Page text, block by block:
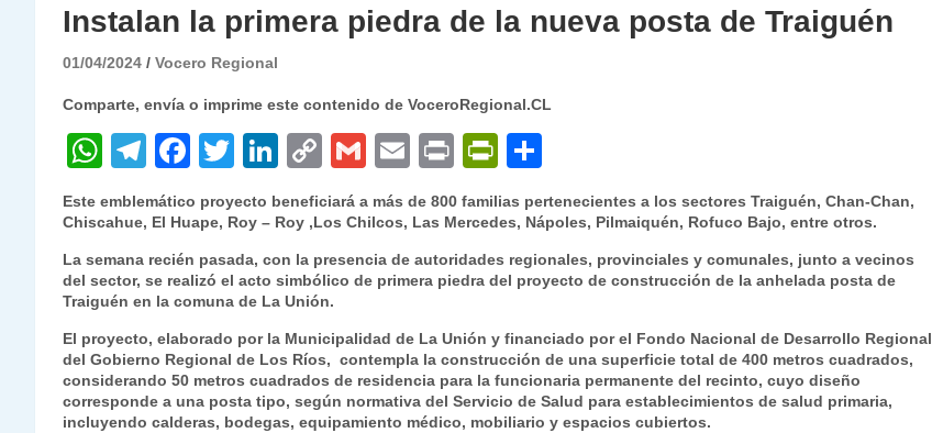
Instalan la primera piedra de la nueva posta de Traiguén
01/04/2024 Vocero Regional
Comparte, envía o imprime este contenido de VoceroRegional.CL
W
h
at
s
A
p
p
T
el
e
gr
a
m
F
c
e
b
o
o
k
T
w
itt
er
Li
k
e
dI
n
C
o
p
y
Li
n
k
G
m
ai
l
E
m
ai
l
P
ri
nt
P
ri
nt
Fr
ie
n
dl
y
o
m
p
ar
tir
Este emblemático proyecto beneficiará a más de 800 familias pertenecientes a los sectores Traiguén, Chan-Chan,
Chiscahue, El Huape, Roy – Roy ,Los Chilcos, Las Mercedes, Nápoles, Pilmaiquén, Rofuco Bajo, entre otros.
La semana recién pasada, con la presencia de autoridades regionales, provinciales y comunales, junto a vecinos
del sector, se realizó el acto simbólico de primera piedra del proyecto de construcción de la anhelada posta de
Traiguén en la comuna de La Unión.
El proyecto, elaborado por la Municipalidad de La Unión y financiado por el Fondo Nacional de Desarrollo Regional
del Gobierno Regional de Los Ríos, contempla la construcción de una superficie total de 400 metros cuadrados,
considerando 50 metros cuadrados de residencia para la funcionaria permanente del recinto, cuyo diseño
corresponde a una posta tipo, según normativa del Servicio de Salud para establecimientos de salud primaria,
incluyendo calderas, bodegas, equipamiento médico, mobiliario y espacios cubiertos.